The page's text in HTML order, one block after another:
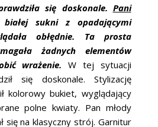
się doskonale. Pani
sukni z opadającymi
obłędnie. Ta prosta
żadnych elementów
wrażenie. W tej sytuacji
się doskonale. Stylizację
kolorowy bukiet, wyglądający
polne kwiaty. Pan młody
się na klasyczny strój. Garnitur